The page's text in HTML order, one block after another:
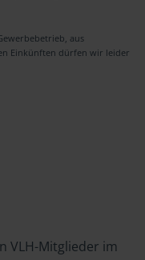
aus
Einkünften dürfen wir leider
VLH-Mitglieder im